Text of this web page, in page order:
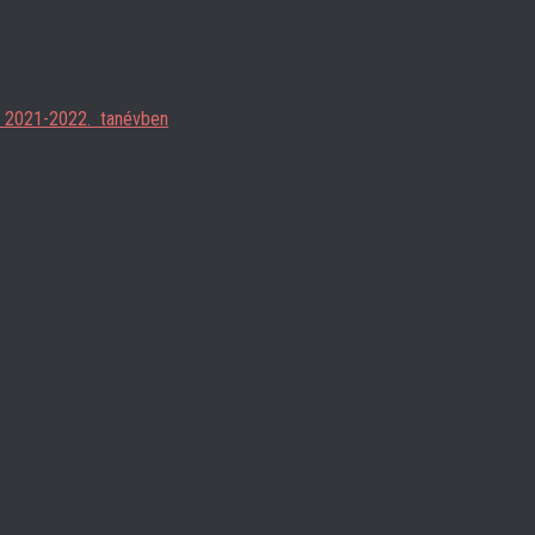
2021-2022. tanévben